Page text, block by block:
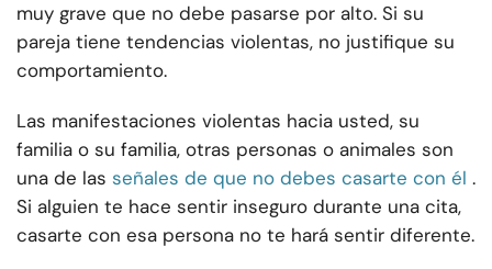
muy grave que no debe pasarse por alto. Si su
pareja tiene tendencias violentas, no justifique su
comportamiento.
Las manifestaciones violentas hacia usted, su
familia o su familia, otras personas o animales son
una de las señales de que no debes casarte con él .
Si alguien te hace sentir inseguro durante una cita,
casarte con esa persona no te hará sentir diferente.